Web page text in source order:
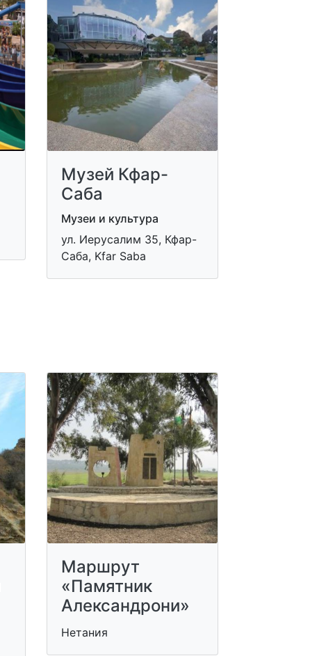
Музей Кфар-
Саба
Музеи и культура
ул. Иерусалим 35, Кфар-
Саба, Kfar Saba
Маршрут
«Памятник
Александрони»
Нетания